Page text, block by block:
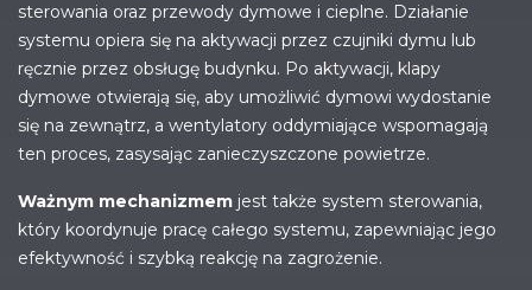
sterowania oraz przewody dymowe i cieplne. Działanie
systemu opiera się na aktywacji przez czujniki dymu lub
ręcznie przez obsługę budynku. Po aktywacji, klapy
dymowe otwierają się, aby umożliwić dymowi wydostanie
się na zewnątrz, a wentylatory oddymiające wspomagają
ten proces, zasysając zanieczyszczone powietrze.
Ważnym mechanizmem jest także system sterowania,
który koordynuje pracę całego systemu, zapewniając jego
efektywność i szybką reakcję na zagrożenie.